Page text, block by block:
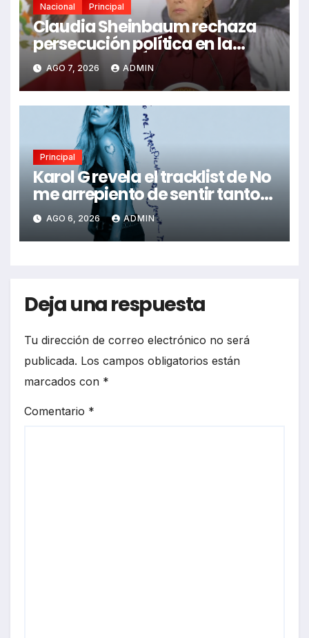
Nacional Principal
Claudia Sheinbaum rechaza
persecución política en la
detención de Ángel Aguirre
AGO 7, 2026 ADMIN
Principal
Karol G revela el tracklist de No
me arrepiento de sentir tanto:
Drake, Bruno Mars y más
estrellas se suman al álbum
AGO 6, 2026 ADMIN
Deja una respuesta
Tu dirección de correo electrónico no será
publicada. Los campos obligatorios están
marcados con *
Comentario *